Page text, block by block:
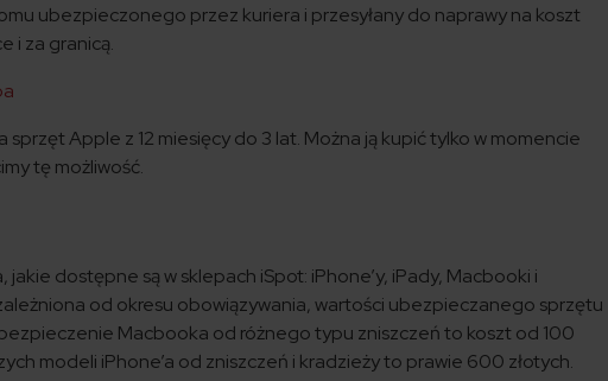
ubezpieczonego przez kuriera i przesyłany do naprawy na koszt
i za granicą.
sprzęt Apple z 12 miesięcy do 3 lat. Można ją kupić tylko w momencie
tę możliwość.
dostępne są w sklepach iSpot: iPhone’y, iPady, Macbooki i
od okresu obowiązywania, wartości ubezpieczanego sprzętu
Macbooka od różnego typu zniszczeń to koszt od 100
modeli iPhone’a od zniszczeń i kradzieży to prawie 600 złotych.